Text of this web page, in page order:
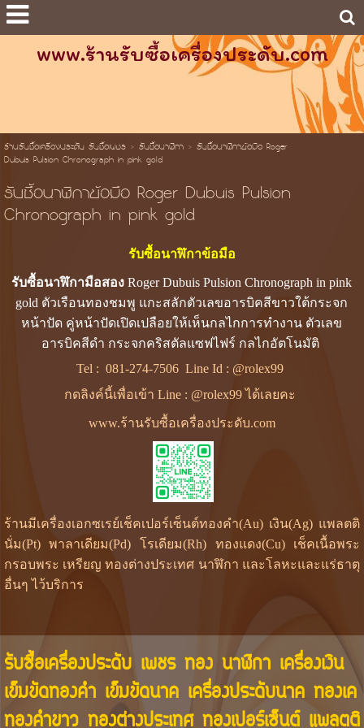
www.ร้านรับซื้อเครื่องประดับ.com
ร้านรับซื้อเครื่องประดับ รับซื้อเพชร> รับซื้อนาฬิกา> รับซื้อนาฬิกาข้อมือ Roger
Dubuis Pulsion Chronograph in pink gold
รับซื้อนาฬิกาข้อมือ Roger Dubuis Pulsion
Chronograph in pink gold
รับซื้อนาฬิกาข้อมือ
รับซื้อนาฬิกามือสอง Roger Dubuis Pulsion Chronograph in pink
gold ตัวเรือนทองชมพู แกะสลักตัวเลขอารบิคสีขาวใต้กระจก
หน้าปัด คู่หน้าปัดเปิดเปลือยให้เห็นกลไกการทำงาน ตัวเลข
อารบิคสีดำ กระจกคริสตัลแซฟไฟร์ กลไกอัตโนมัติ
Tel :081-274-7506 Line Id : @rolex99
กดลิงค์นี้เพื่อเข้า Line : @rolex99 ได้เลยคะ
www.ร้านรับซื้อเครื่องประดับ.com
ร้านมีเครื่องเอกซเรย์เช็คเปอร์เซ็นต์ทองคำ(Au) เงิน(Ag) แพลตติ
นั่ม(Pt) พาลาเดียม(Pd) โรเดียม(Rh) ทองแดง(Cu) เช็คเนื้อพระ
กรอบพระ เหรียญ ทองต่างประเทศ นาฬิกา และโลหะและแร่ธาตุ
อื่นๆ ไว้บริการ
รับซื้อเครื่องประดับ เพชร ทอง นาฬิกา เครื่องเงิน
เข็มขัดทองคำ เข็มขัดนาค เครื่องประดับนาค ทองเค
ทองคำขาว ทองต่างประเทศ ทองเปอร์เซ็นต์ แพลตติ